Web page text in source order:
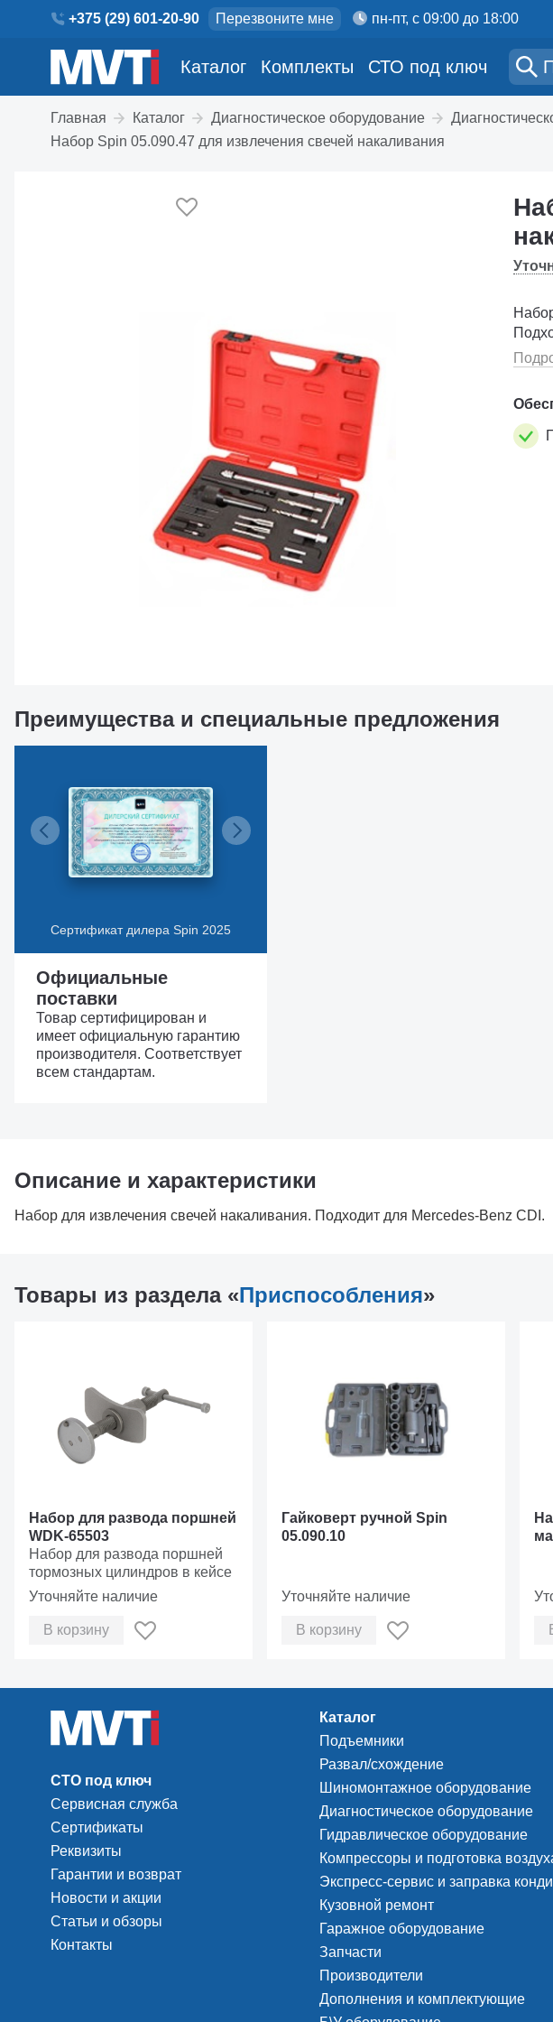
+375 (29) 601-20-90 Перезвоните мне пн-пт, с 09:00 до 18:00
Каталог Комплекты СТО под ключ
Главная Каталог Диагностическое оборудование
Набор Spin 05.090.47 для извлечения свечей накаливания
Преимущества и специальные предложения
Сертификат дилера Spin 2025
Официальные
поставки
Товар сертифицирован и
имеет официальную гарантию
производителя. Соответствует
всем стандартам.
Описание и характеристики
Набор для извлечения свечей накаливания. Подходит для Mercedes-Benz CDI.
Товары из раздела «Приспособления»
Набор для развода поршней
WDK-65503
Набор для развода поршней
тормозных цилиндров в кейсе
Уточняйте наличие
В корзину
Гайковерт ручной Spin
05.090.10
Уточняйте наличие
В корзину
СТО под ключ
Сервисная служба
Сертификаты
Реквизиты
Гарантии и возврат
Новости и акции
Статьи и обзоры
Контакты
Каталог
Подъемники
Развал/схождение
Шиномонтажное оборудование
Диагностическое оборудование
Гидравлическое оборудование
Компрессоры и подготовка
Экспресс-сервис и заправка
Кузовной ремонт
Гаражное оборудование
Запчасти
Производители
Дополнения и комплектующие